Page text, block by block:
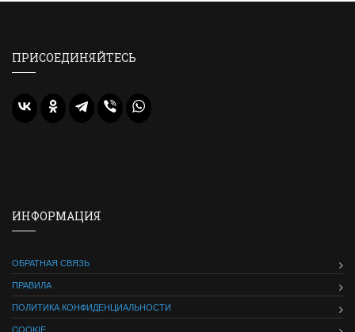
ПРИСОЕДИНЯЙТЕСЬ
ИНФОРМАЦИЯ
ОБРАТНАЯ СВЯЗЬ
ПРАВИЛА
ПОЛИТИКА КОНФИДЕНЦИАЛЬНОСТИ
COOKIE